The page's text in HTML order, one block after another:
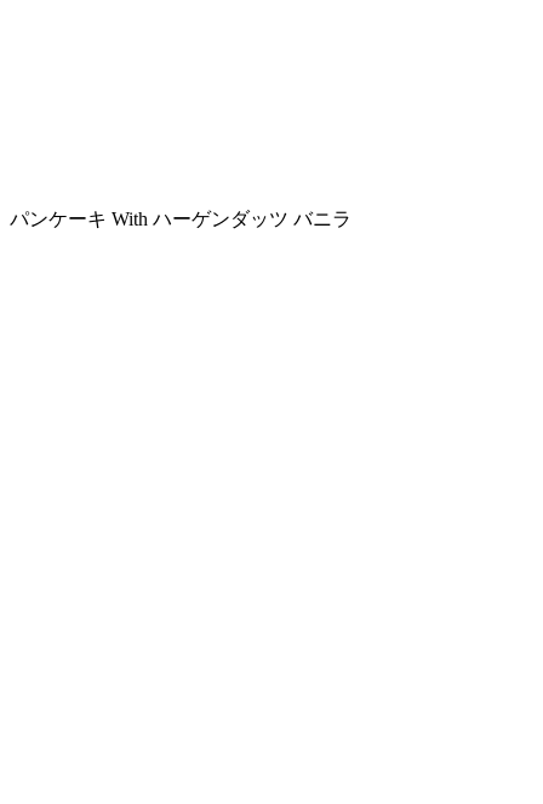
パンケーキ With ハーゲンダッツ バニラ